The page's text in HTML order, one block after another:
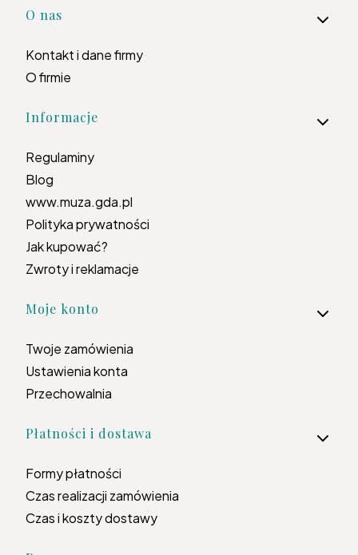
Linki w stopce
O nas
Kontakt i dane firmy
O firmie
Informacje
Regulaminy
Blog
www.muza.gda.pl
Polityka prywatności
Jak kupować?
Zwroty i reklamacje
Moje konto
Twoje zamówienia
Ustawienia konta
Przechowalnia
Płatności i dostawa
Formy płatności
Czas realizacji zamówienia
Czas i koszty dostawy